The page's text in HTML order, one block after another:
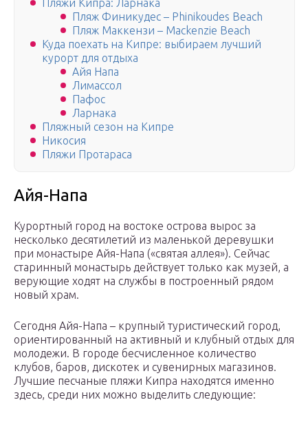
Пляжи Кипра: Ларнака
Пляж Финикудес – Phinikoudes Beach
Пляж Маккензи – Mackenzie Beach
Куда поехать на Кипре: выбираем лучший
курорт для отдыха
Айя Напа
Лимассол
Пафос
Ларнака
Пляжный сезон на Кипре
Никосия
Пляжи Протараса
Айя-Напа
Курортный город на востоке острова вырос за
несколько десятилетий из маленькой деревушки
при монастыре Айя-Напа («святая аллея»). Сейчас
старинный монастырь действует только как музей, а
верующие ходят на службы в построенный рядом
новый храм.
Сегодня Айя-Напа – крупный туристический город,
ориентированный на активный и клубный отдых для
молодежи. В городе бесчисленное количество
клубов, баров, дискотек и сувенирных магазинов.
Лучшие песчаные пляжи Кипра находятся именно
здесь, среди них можно выделить следующие: